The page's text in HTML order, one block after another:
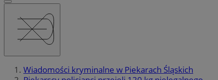
Wiadomości kryminalne w Piekarach Śląskich